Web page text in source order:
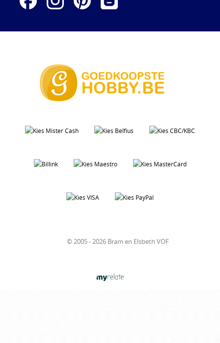
© 2005 - 2026 Bram en Elsbeth VOF